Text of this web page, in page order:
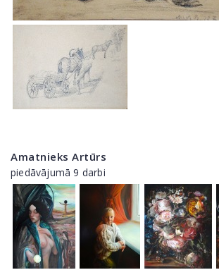
Amatnieks Artūrs
piedāvājumā 9 darbi